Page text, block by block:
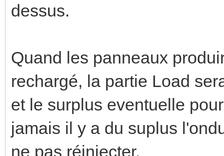
dessus.
Quand les panneaux
rechargé, la partie Load
et le surplus eventuelle
jamais il y a du suplus
ne pas réinjecter.